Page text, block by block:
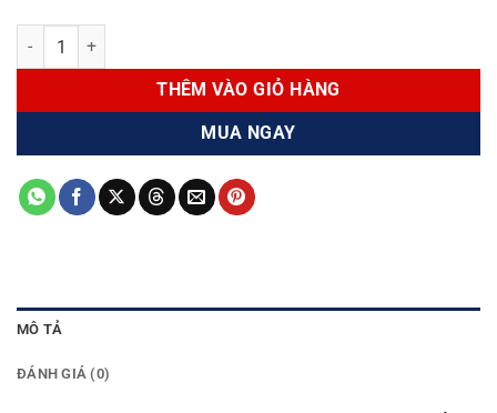
Ắc quy Varta DIN 60044 (12v - 100Ah) số lượng
THÊM VÀO GIỎ HÀNG
MUA NGAY
MÔ TẢ
ĐÁNH GIÁ (0)